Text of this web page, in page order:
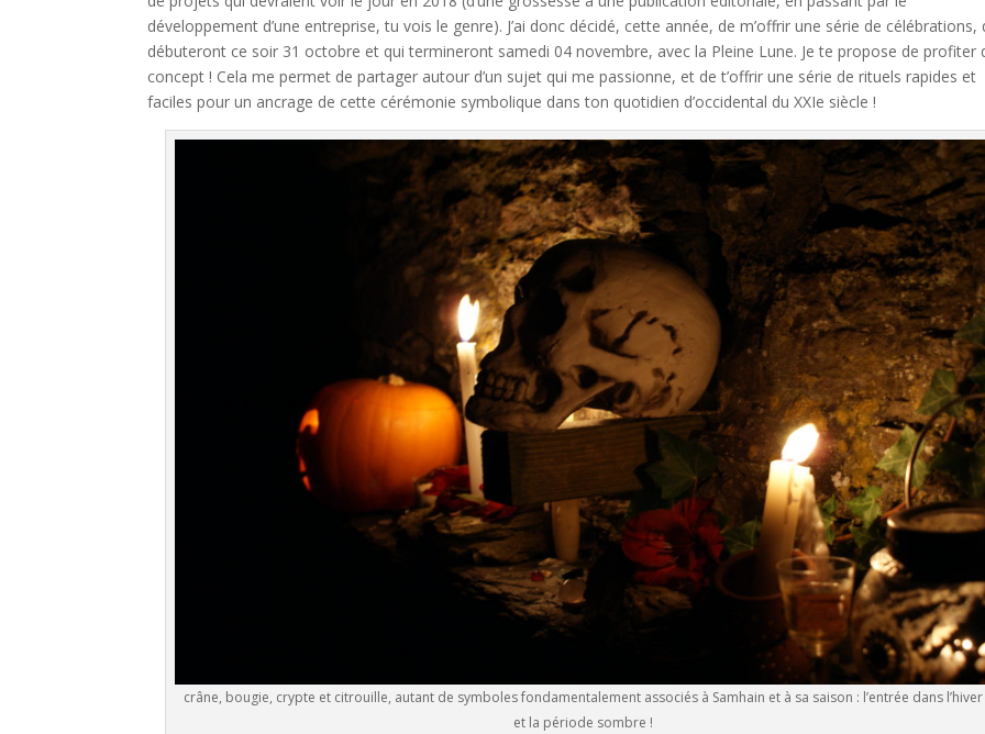
développement d’une entreprise, tu vois le genre). J’ai donc décidé, cette année, de m’offrir une série de célébrations,
débuteront ce soir 31 octobre et qui termineront samedi 04 novembre, avec la Pleine Lune. Je te propose de profiter
concept ! Cela me permet de partager autour d’un sujet qui me passionne, et de t’offrir une série de rituels rapides et
faciles pour un ancrage de cette cérémonie symbolique dans ton quotidien d’occidental du XXIe siècle !
crâne, bougie, crypte et citrouille, autant de symboles fondamentalement associés à Samhain et à sa saison : l’entrée dans l’hiver
et la période sombre !